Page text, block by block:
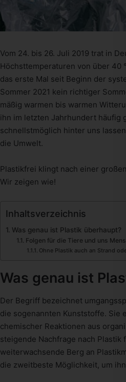
Vom 24. bis 26. Juli 2019 trat in
Höchsttemperaturen von über 40
das erste Mal seit Beginn der
Sommer 2021 kein richtiger
mäßig warmen bis warmen
ihn im letzten Jahrhundert häufig
schnellstmöglich hinter uns
die Umwelt.
Plastikfrei klingt nach einer
Wir zeigen wie!
Inhaltsverzeichnis
Was genau ist Plastik überhaupt?
Folgen für die Tiere und uns
Ohne Plastik auch an Strand
Was genau ist
Der Begriff bezeichnet
die sogenannten Kunststoffe. Sie
chemischer Reaktionen aus
steigende Nachfrage nach Plastik
weiterwachsende Berg an
die zweitbeste Möglichkeit, um ihn